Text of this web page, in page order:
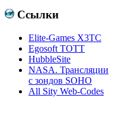
Ссылки
Elite-Games X3TC
Egosoft TOTT
HubbleSite
NASA. Трансляции
с зондов SOHO
All Sity Web-Codes